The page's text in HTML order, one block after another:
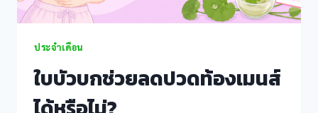
giriş
ประจำเดือน
ใบบัวบกช่วยลดปวดท้องเมนส์